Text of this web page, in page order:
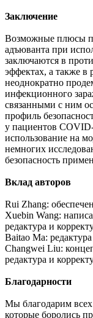
Заключение
Возможные плюсы
адъюванта при
заключаются в
эффектах, а также в
неоднократно
инфекционного
связанными с ним
профиль
у пациентов
использование на
немногих
безопасность
Вклад авторов
Rui Zhang:
Xuebin Wang:
редактура и
Baitao Ma:
Changwei Liu:
редактура и
Благодарности
Мы благодарим всех
которые боролись